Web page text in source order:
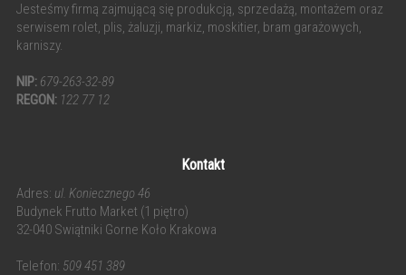
Jesteśmy firmą zajmującą się produkcją, sprzedażą, montażem oraz
serwisem rolet, plis, żaluzji, markiz, moskitier, bram garażowych,
karniszy.
NIP: 679-263-32-89
REGON: 122 77 12
Kontakt
Adres: ul. Koniecznego 46
Budynek Frutto Market (1 piętro)
32-040 Swiątniki Gorne Koło Krakowa
Telefon: 509 451 389